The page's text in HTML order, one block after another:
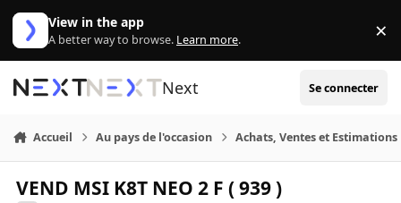
Aller au contenu
View in the app
A better way to browse. Learn more. ×
Next Se connecter
Accueil Au pays de l'occasion Achats, Ventes et Estimations
VEND MSI K8T NEO 2 F ( 939 )